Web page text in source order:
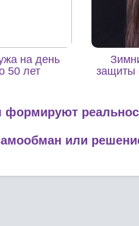
на день
50 лет
защиты
формируют
или